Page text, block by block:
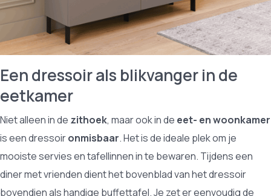
Een dressoir als blikvanger in de
eetkamer
Niet alleen in de zithoek, maar ook in de eet- en woonkamer
is een dressoironmisbaar. Het is de ideale plek om je
mooiste servies en tafellinnen in te bewaren. Tijdens een
diner met vrienden dient het bovenblad van het dressoir
bovendien als handige buffettafel. Je zet er eenvoudig de